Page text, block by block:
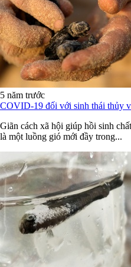
5 năm trước
COVID-19 đối với sinh thái thủy
Giãn cách xã hội giúp hồi sinh
là một luồng gió mới đầy trong...